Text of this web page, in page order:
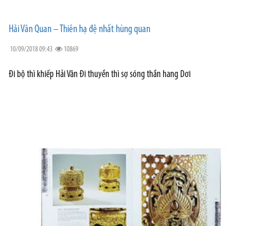
Hải Vân Quan – Thiên hạ đệ nhất hùng quan
10/09/2018 09:43 10869
Đi bộ thì khiếp Hải Vân Đi thuyền thì sợ sóng thần hang Dơi